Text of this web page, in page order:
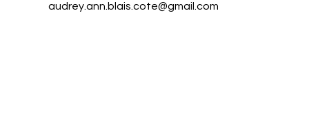
audrey.ann.blais.cote@gmail.com